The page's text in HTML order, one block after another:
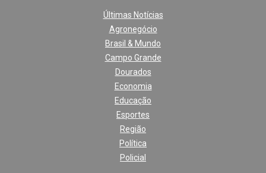
Últimas Notícias
Agronegócio
Brasil & Mundo
Campo Grande
Dourados
Economia
Educação
Esportes
Região
Política
Policial